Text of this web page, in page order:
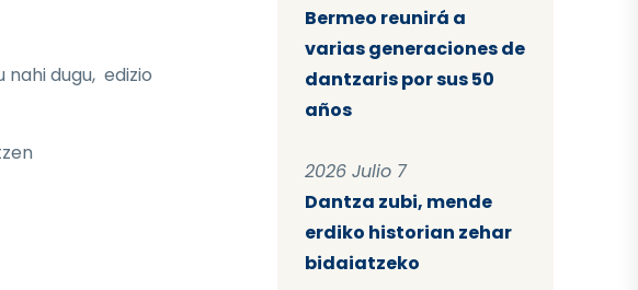
nahi dugu, edizio
Bermeo reunirá a
varias generaciones de
dantzaris por sus 50
años
2026 Julio 7
Dantza zubi, mende
erdiko historian zehar
bidaiatzeko